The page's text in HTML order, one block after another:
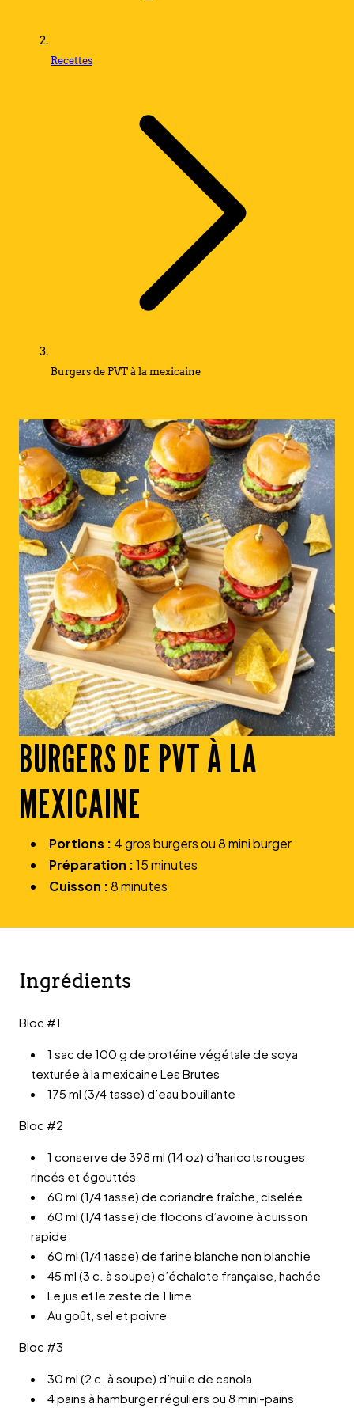
Recettes
Burgers de PVT à la mexicaine
BURGERS DE PVT À LA
MEXICAINE
Portions : 4 gros burgers ou 8 mini burger
Préparation :15 minutes
Cuisson :8 minutes
Ingrédients
Bloc #1
1 sac de 100 g de protéine végétale de soya
texturée à la mexicaine Les Brutes
175 ml (3/4 tasse) d’eau bouillante
Bloc #2
1 conserve de 398 ml (14 oz) d’haricots rouges,
rincés et égouttés
60 ml (1/4 tasse) de coriandre fraîche, ciselée
60 ml (1/4 tasse) de flocons d’avoine à cuisson
rapide
60 ml (1/4 tasse) de farine blanche non blanchie
45 ml (3 c. à soupe) d’échalote française, hachée
Le jus et le zeste de 1 lime
Au goût, sel et poivre
Bloc #3
30 ml (2 c. à soupe) d’huile de canola
4 pains à hamburger réguliers ou 8 mini-pains